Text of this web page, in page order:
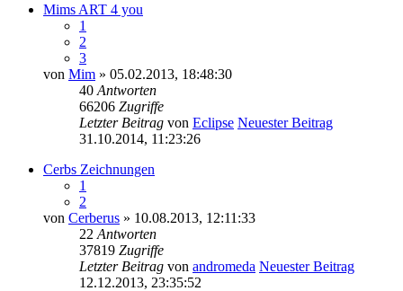
Mims ART 4 you
1
2
3
von Mim » 05.02.2013, 18:48:30
40 Antworten
66206 Zugriffe
Letzter Beitrag von Eclipse Neuester Beitrag
31.10.2014, 11:23:26
Cerbs Zeichnungen
1
2
von Cerberus » 10.08.2013, 12:11:33
22 Antworten
37819 Zugriffe
Letzter Beitrag von andromeda Neuester Beitrag
12.12.2013, 23:35:52